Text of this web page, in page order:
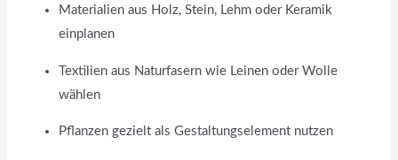
Materialien aus Holz, Stein, Lehm oder Keramik
einplanen
Textilien aus Naturfasern wie Leinen oder Wolle
wählen
Pflanzen gezielt als Gestaltungselement nutzen